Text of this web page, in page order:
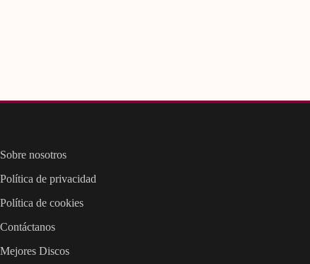
Sobre nosotros
Política de privacidad
Política de cookies
Contáctanos
Mejores Discos